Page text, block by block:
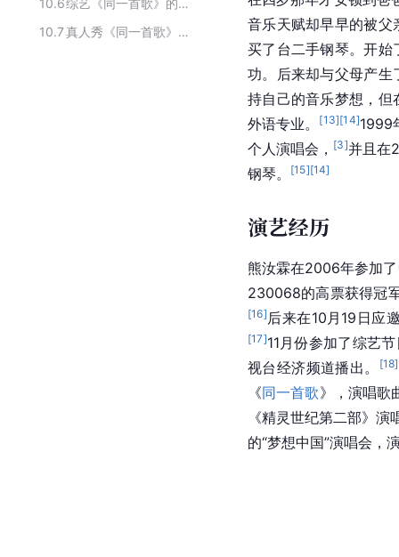
10.7
真人秀《同一首歌》的主要参演人员
音乐天赋却早早的被父
买了台二手钢琴。开始
功。后来却与父母产生
持自己的音乐梦想，但
外语专业。
[13][14]1999
个人演唱会， [3]并且在
钢琴。
[15][14]
演艺经历
熊汝霖在2006年参加了
230068的高票获得冠
[16] 后来在10月19日应
[17]11月份参加了综艺
视台经济频道播出。
[18]
《同一首歌》，演唱
《精灵世纪第二部》演
的“梦想中国”演唱会，